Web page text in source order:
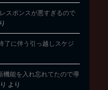
スポンスが悪すぎるので
了に伴う引っ越しスケジ
機能を入れ忘れてたので導
より